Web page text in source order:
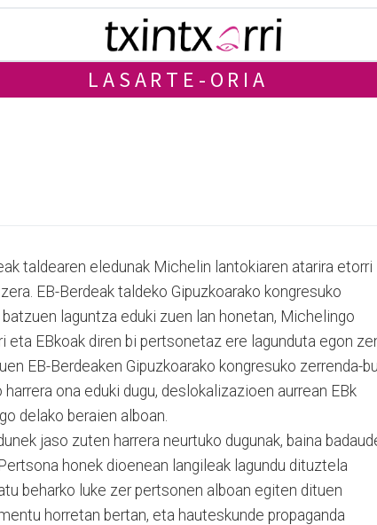
LASARTE-ORIA
taldearen eledunak Michelin lantokiaren atarira etorri
EB-Berdeak taldeko Gipuzkoarako kongresuko
laguntza eduki zuen lan honetan, Michelingo
eta EBkoak diren bi pertsonetaz ere lagunduta egon
EB-Berdeaken Gipuzkoarako kongresuko zerrenda-
ona eduki dugu, deslokalizazioen aurrean EBk
delako beraien alboan.
jaso zuten harrera neurtuko dugunak, baina
honek dioenean langileak lagundu dituztela
beharko luke zer pertsonen alboan egiten dituen
horretan bertan, eta hauteskunde propaganda